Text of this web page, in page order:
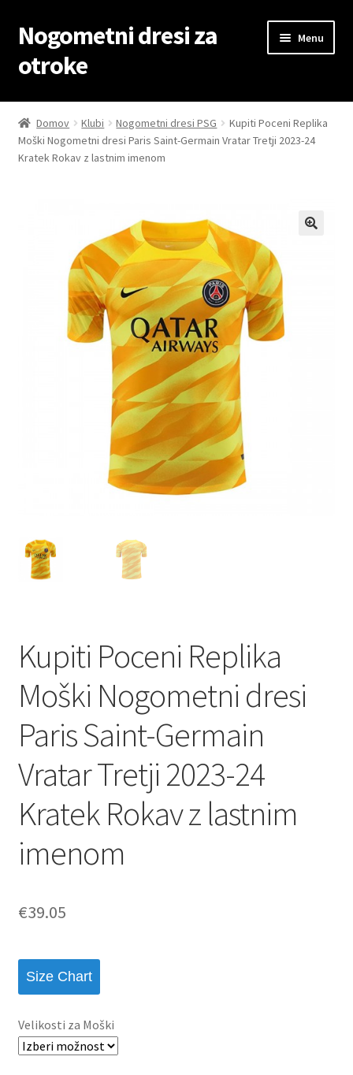
Skip
to
navigation
Skip
to
content
Nogometni dresi za
otroke
Menu
Domov
Blog
Moj račun
Domov Klubi Nogometni dresi PSG
Kupiti Poceni Replika
Moški Nogometni dresi Paris Saint-Germain Vratar Tretji 2023-24
Kratek Rokav z lastnim imenom
Kupiti Poceni Replika
Moški Nogometni dresi
Paris Saint-Germain
Vratar Tretji 2023-24
Kratek Rokav z lastnim
imenom
€39.05
Size Chart
Velikosti za Moški